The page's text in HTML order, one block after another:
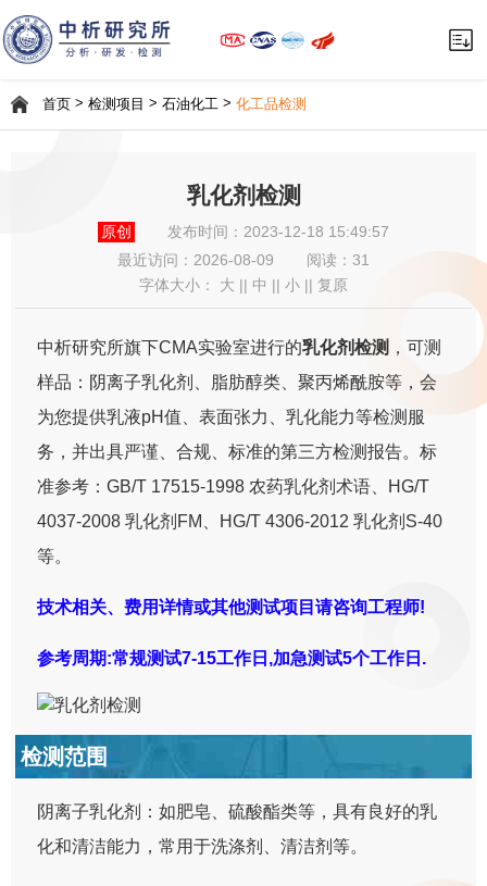
首页> 检测项目 > 石油化工 > 化工品检测
乳化剂检测
原创
发布时间：2023-12-18 15:49:57
最近访问：2026-08-09
阅读：31
字体大小： 大 中 小 复原
中析研究所旗下CMA实验室进行的乳化剂检测 ，可测
样品：阴离子乳化剂、脂肪醇类、聚丙烯酰胺等，会
为您提供乳液pH值、表面张力、乳化能力等检测服
务，并出具严谨、合规、标准的第三方检测报告。标
准参考：GB/T 17515-1998 农药乳化剂术语、HG/T
4037-2008 乳化剂FM、HG/T 4306-2012 乳化剂S-40
等。
技术相关、费用详情或其他测试项目请咨询工程师!
参考周期:常规测试7-15工作日,加急测试5个工作日.
检测范围
阴离子乳化剂：如肥皂、硫酸酯类等，具有良好的乳
化和清洁能力，常用于洗涤剂、清洁剂等。